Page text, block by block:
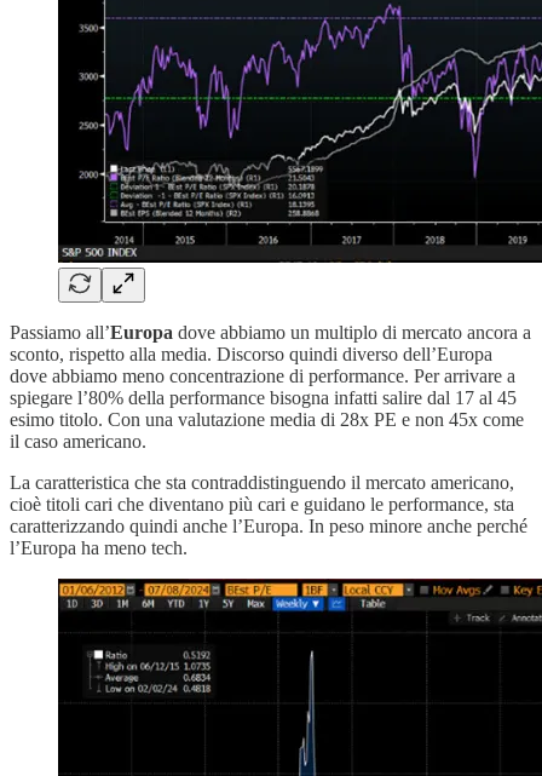
Passiamo all’Europa dove abbiamo un multiplo di mercato ancora a
sconto, rispetto alla media. Discorso quindi diverso dell’Europa
dove abbiamo meno concentrazione di performance. Per arrivare a
spiegare l’80% della performance bisogna infatti salire dal 17 al 45
esimo titolo. Con una valutazione media di 28x PE e non 45x come
il caso americano.
La caratteristica che sta contraddistinguendo il mercato americano,
cioè titoli cari che diventano più cari e guidano le performance, sta
caratterizzando quindi anche l’Europa. In peso minore anche perché
l’Europa ha meno tech.